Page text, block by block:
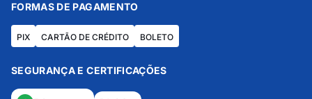
FORMAS DE PAGAMENTO
PIX CARTÃO DE CRÉDITO BOLETO
SEGURANÇA E CERTIFICAÇÕES